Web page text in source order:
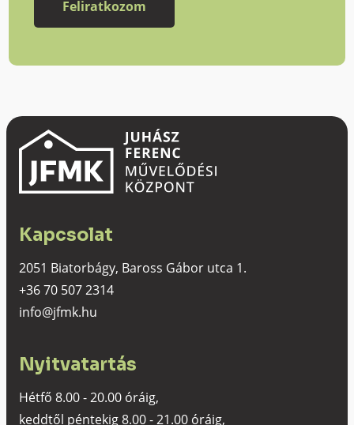
Kapcsolat
2051 Biatorbágy, Baross Gábor utca 1.
+36 70 507 2314
info@jfmk.hu
Nyitvatartás
Hétfő 8.00 - 20.00 óráig,
keddtől péntekig 8.00 - 21.00 óráig,